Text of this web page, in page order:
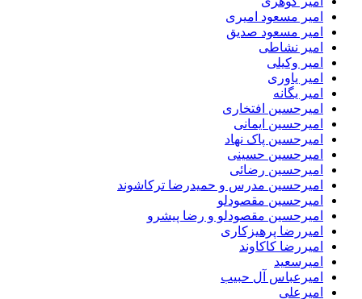
امیر مسعود امیری
امیر مسعود صدیق
امیر نشاطی
امیر وکیلی
امیر یاوری
امیر یگانه
امیرحسین افتخاری
امیرحسین ایمانی
امیرحسین پاک نهاد
امیرحسین حسینی
امیرحسین رضائی
امیرحسین مدرس و حمیدرضا ترکاشوند
امیرحسین مقصودلو
امیرحسین مقصودلو و رضا پیشرو
امیررضا پرهیزکاری
امیررضا کاکاوند
امیرسعید
امیرعباس آل حبیب
امیرعلی